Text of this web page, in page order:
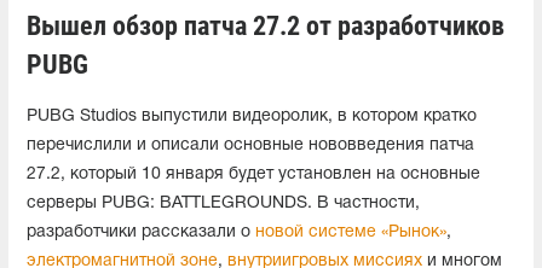
Вышел обзор патча 27.2 от разработчиков
PUBG
PUBG Studios выпустили видеоролик, в котором кратко
перечислили и описали основные нововведения патча
27.2, который 10 января будет установлен на основные
серверы PUBG: BATTLEGROUNDS. В частности,
разработчики рассказали о новой системе «Рынок»,
электромагнитной зоне, внутриигровых миссиях и многом